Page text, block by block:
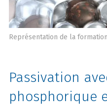
Représentation de la
Passivation
phosphorique